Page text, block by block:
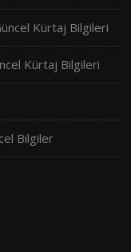
Kürtaj Bilgileri
Kürtaj Bilgileri
Bilgiler